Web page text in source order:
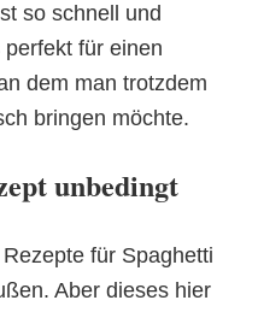
so schnell und
für einen
dem man trotzdem
bringen möchte.
unbedingt
für Spaghetti
Aber dieses hier